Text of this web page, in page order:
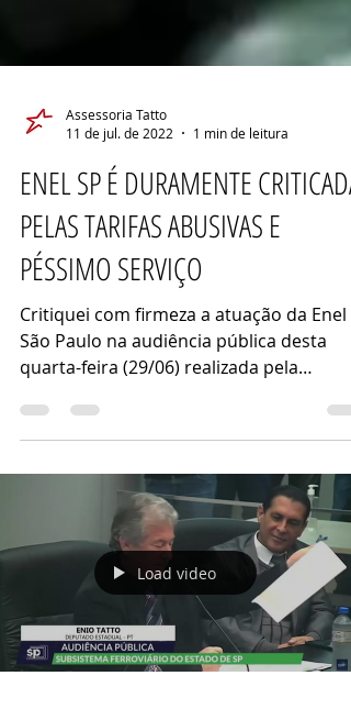
11 de jul. de 2022
1 min de leitura
ENEL SP É DURAMENTE CRITICADA
PELAS TARIFAS ABUSIVAS E
PÉSSIMO SERVIÇO
Critiquei com firmeza a atuação da Enel
São Paulo na audiência pública desta
quarta-feira (29/06) realizada pela
Load video